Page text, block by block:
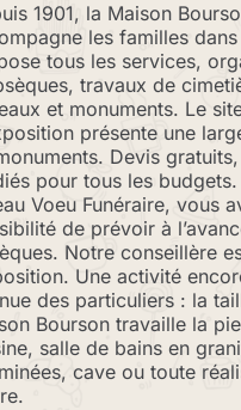
1901, la Maison
les familles
tous les services,
travaux de
et monuments. Le
présente une
Devis
pour tous les
Voeu Funéraire, vous
de prévoir à
Notre conseillère
Une activité
des particuliers : la
Bourson travaille la
salle de bains en
cave ou toute